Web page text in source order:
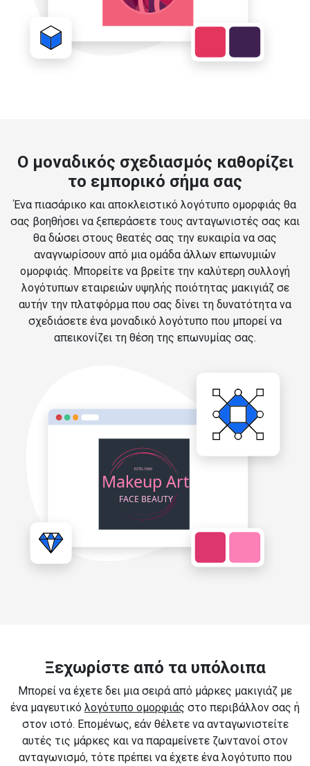
Ο μοναδικός σχεδιασμός καθορίζει
το εμπορικό σήμα σας
Ένα πιασάρικο και αποκλειστικό λογότυπο ομορφιάς θα
σας βοηθήσει να ξεπεράσετε τους ανταγωνιστές σας και
θα δώσει στους θεατές σας την ευκαιρία να σας
αναγνωρίσουν από μια ομάδα άλλων επωνυμιών
ομορφιάς. Μπορείτε να βρείτε την καλύτερη συλλογή
λογότυπων εταιρειών υψηλής ποιότητας μακιγιάζ σε
αυτήν την πλατφόρμα που σας δίνει τη δυνατότητα να
σχεδιάσετε ένα μοναδικό λογότυπο που μπορεί να
απεικονίζει τη θέση της επωνυμίας σας.
Ξεχωρίστε από τα υπόλοιπα
Μπορεί να έχετε δει μια σειρά από μάρκες μακιγιάζ με
ένα μαγευτικό λογότυπο ομορφιάς στο περιβάλλον σας ή
στον ιστό. Επομένως, εάν θέλετε να ανταγωνιστείτε
αυτές τις μάρκες και να παραμείνετε ζωντανοί στον
ανταγωνισμό, τότε πρέπει να έχετε ένα λογότυπο που